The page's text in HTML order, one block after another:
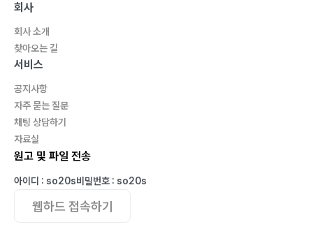
회사
회사 소개
찾아오는 길
서비스
공지사항
자주 묻는 질문
채팅 상담하기
자료실
원고 및 파일 전송
아이디 : so20s비밀번호 : so20s
웹하드 접속하기